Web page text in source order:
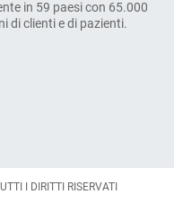
in 59 paesi con 65.000
di clienti e di pazienti.
I DIRITTI RISERVATI